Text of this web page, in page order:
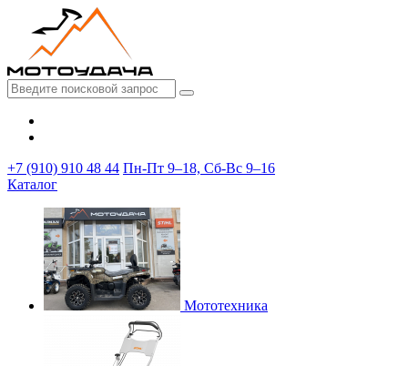
+7 (910) 910 48 44 Пн-Пт 9–18, Сб-Вс 9–16
Каталог
Мототехника